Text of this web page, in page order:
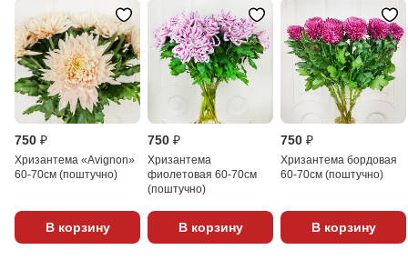
750 ₽
Хризантема «Avignon»
60-70см (поштучно)
В корзину
750 ₽
Хризантема
фиолетовая 60-70см
(поштучно)
В корзину
750 ₽
Хризантема бордовая
60-70см (поштучно)
В корзину